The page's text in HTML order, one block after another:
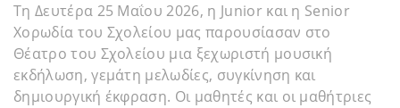
Τη Δευτέρα 25 Μαΐου 2026, η Junior και η Senior
Χορωδία του Σχολείου μας παρουσίασαν στο
Θέατρο του Σχολείου μια ξεχωριστή μουσική
εκδήλωση, γεμάτη μελωδίες, συγκίνηση και
δημιουργική έκφραση. Οι μαθητές και οι μαθήτριες